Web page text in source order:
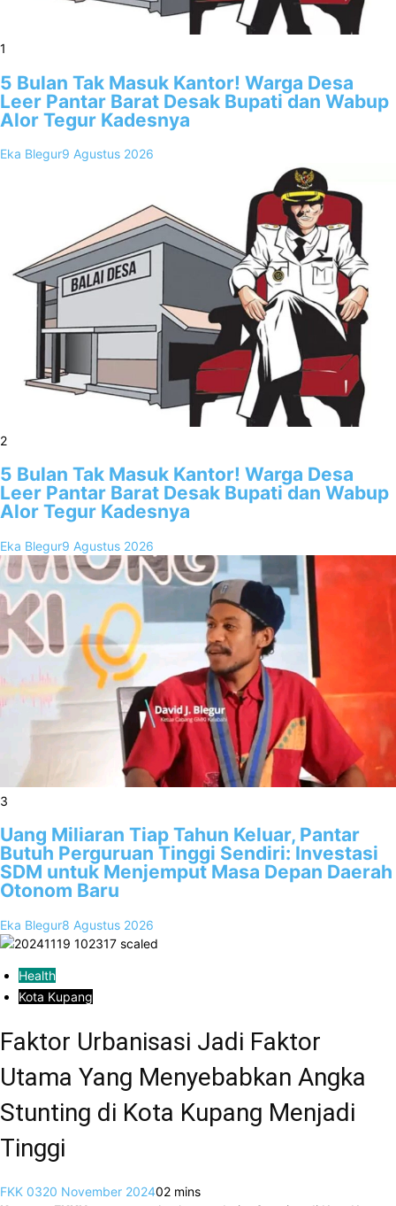
1
5 Bulan Tak Masuk Kantor! Warga Desa
Leer Pantar Barat Desak Bupati dan Wabup
Alor Tegur Kadesnya
Eka Blegur9 Agustus 2026
2
5 Bulan Tak Masuk Kantor! Warga Desa
Leer Pantar Barat Desak Bupati dan Wabup
Alor Tegur Kadesnya
Eka Blegur9 Agustus 2026
3
Uang Miliaran Tiap Tahun Keluar, Pantar
Butuh Perguruan Tinggi Sendiri: Investasi
SDM untuk Menjemput Masa Depan Daerah
Otonom Baru
Eka Blegur8 Agustus 2026
Health
Kota Kupang
Faktor Urbanisasi Jadi Faktor
Utama Yang Menyebabkan Angka
Stunting di Kota Kupang Menjadi
Tinggi
FKK 0320 November 202402 mins